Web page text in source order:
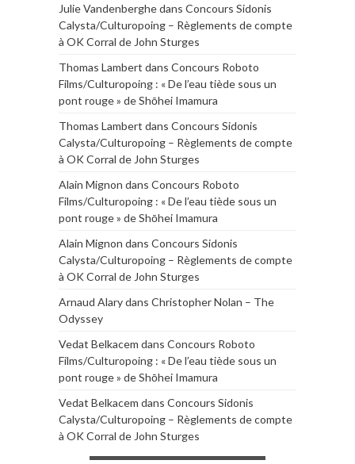
Julie Vandenberghedans Concours Sidonis
Calysta/Culturopoing – Règlements de compte
à OK Corral de John Sturges
Thomas Lambert dans Concours Roboto
Films/Culturopoing : « De l’eau tiède sous un
pont rouge » de Shōhei Imamura
Thomas Lambert dans Concours Sidonis
Calysta/Culturopoing – Règlements de compte
à OK Corral de John Sturges
Alain Mignon dans Concours Roboto
Films/Culturopoing : « De l’eau tiède sous un
pont rouge » de Shōhei Imamura
Alain Mignon dans Concours Sidonis
Calysta/Culturopoing – Règlements de compte
à OK Corral de John Sturges
Arnaud Alarydans Christopher Nolan – The
Odyssey
Vedat Belkacem dans Concours Roboto
Films/Culturopoing : « De l’eau tiède sous un
pont rouge » de Shōhei Imamura
Vedat Belkacem dans Concours Sidonis
Calysta/Culturopoing – Règlements de compte
à OK Corral de John Sturges